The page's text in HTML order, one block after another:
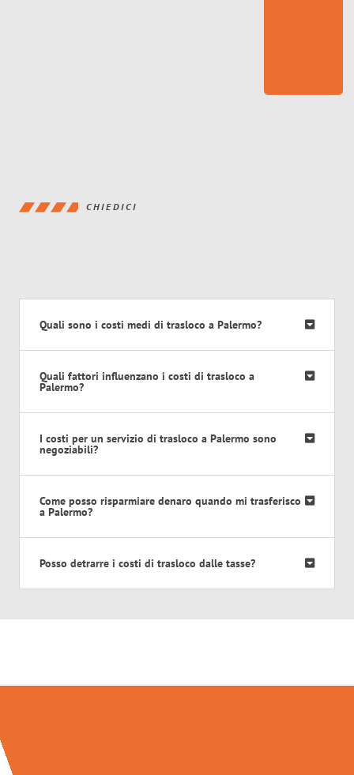
CHIEDICI
Quali sono i costi medi di trasloco a Palermo?
Quali fattori influenzano i costi di trasloco a
Palermo?
I costi per un servizio di trasloco a Palermo sono
negoziabili?
Come posso risparmiare denaro quando mi trasferisco
a Palermo?
Posso detrarre i costi di trasloco dalle tasse?